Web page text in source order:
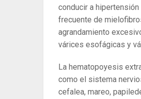
conducir a
frecuente de
agrandamiento
várices esofágicas y
La hematopoyesis
como el sistema
cefalea, mareo,